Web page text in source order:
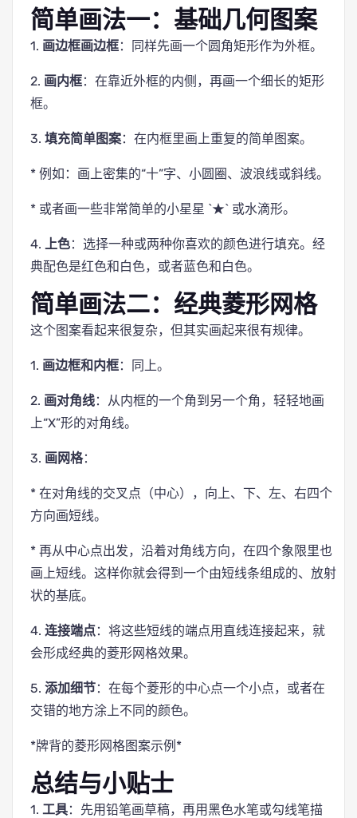
简单画法一：基础几何图案
1. 画边框画边框：同样先画一个圆角矩形作为外框。
2. 画内框：在靠近外框的内侧，再画一个细长的矩形
框。
3. 填充简单图案：在内框里画上重复的简单图案。
* 例如：画上密集的“十”字、小圆圈、波浪线或斜线。
* 或者画一些非常简单的小星星 `★` 或水滴形。
4. 上色：选择一种或两种你喜欢的颜色进行填充。经
典配色是红色和白色，或者蓝色和白色。
简单画法二：经典菱形网格
这个图案看起来很复杂，但其实画起来很有规律。
1. 画边框和内框：同上。
2. 画对角线：从内框的一个角到另一个角，轻轻地画
上“X”形的对角线。
3. 画网格：
* 在对角线的交叉点（中心），向上、下、左、右四个
方向画短线。
* 再从中心点出发，沿着对角线方向，在四个象限里也
画上短线。这样你就会得到一个由短线条组成的、放射
状的基底。
4. 连接端点：将这些短线的端点用直线连接起来，就
会形成经典的菱形网格效果。
5. 添加细节：在每个菱形的中心点一个小点，或者在
交错的地方涂上不同的颜色。
*牌背的菱形网格图案示例*
总结与小贴士
1. 工具：先用铅笔画草稿，再用黑色水笔或勾线笔描